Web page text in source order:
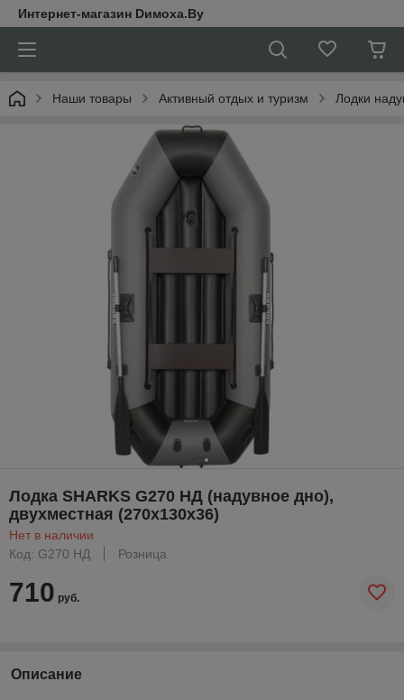
Интернет-магазин Dимoхa.By
Наши товары Активный отдых и туризм Лодки
Лодка SHARKS G270 НД (надувное дно),
двухместная (270х130х36)
Нет в наличии
Код: G270 НД
Розница
710 руб.
Описание